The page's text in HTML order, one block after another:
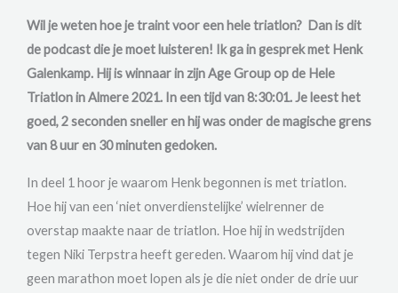
Wil je weten hoe je traint voor een hele triatlon? Dan is dit
de podcast die je moet luisteren! Ik ga in gesprek met Henk
Galenkamp. Hij is winnaar in zijn Age Group op de Hele
Triatlon in Almere 2021. In een tijd van 8:30:01. Je leest het
goed, 2 seconden sneller en hij was onder de magische grens
van 8 uur en 30 minuten gedoken.
In deel 1 hoor je waarom Henk begonnen is met triatlon.
Hoe hij van een ‘niet onverdienstelijke’ wielrenner de
overstap maakte naar de triatlon. Hoe hij in wedstrijden
tegen Niki Terpstra heeft gereden. Waarom hij vind dat je
geen marathon moet lopen als je die niet onder de drie uur